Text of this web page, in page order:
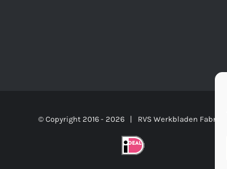
© Copyright 2016 - 2026 | RVS Werkbladen Fabriek